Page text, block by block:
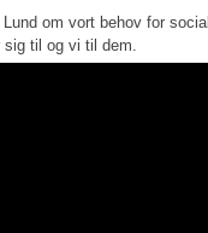
om vort behov for
til og vi til dem.